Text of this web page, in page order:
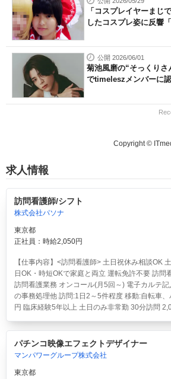
「コスプレイヤーまじ
したコスプレ姿に反響
公開 2026/06/01
菊池風磨の“そっくり
でtimeleszメンバーに
Copyright ©
求人情報
訪問看護師/シフト
株式会社パソナ
東京都
正社員：時給2,050円
【仕事内容】<訪問看護師> 土日祝休み相談OK
日OK・時短OKで家庭と両立 運転免許不要 訪問
訪問看護業務 オンコール(月5回～) 電子カルテ
の事務処理他 訪問:1日2～5件程度 移動:自転車
円 臨床経験5年以上 土日のみ非常勤 30分訪問
パチンコ映像エフェクトデザイナー
マンパワーグループ株式会社
東京都